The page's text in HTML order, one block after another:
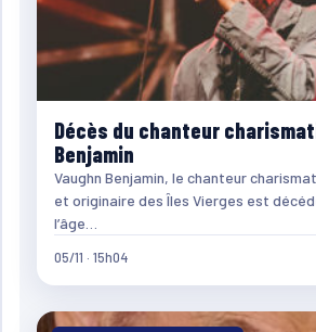
Décès du chanteur
Benjamin
Vaughn Benjamin, le chanteur
et originaire des Îles Vierges est
l’âge…
05/11 · 15h04